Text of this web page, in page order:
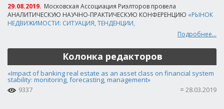
29.08.2019. Московская Ассоциация Риэлторов провела
АНАЛИТИЧЕСКУЮ НАУЧНО-ПРАКТИЧЕСКУЮ КОНФЕРЕНЦИЮ «РЫНОК
НЕДВИЖИМОСТИ: СИТУАЦИЯ, ТЕНДЕНЦИИ,
Подробнее...
Колонка редакторов
«Impact of banking real estate as an asset class on financial system
stability: monitoring, forecasting, management»
9337
28.03.2019